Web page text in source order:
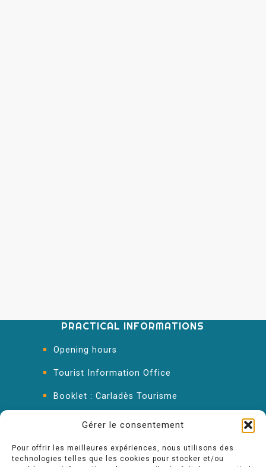
Gérer le consentement
Pour offrir les meilleures expériences, nous utilisons des
technologies telles que les cookies pour stocker et/ou
PRACTICAL INFORMATIONS
Opening hours
Tourist Information Office
Booklet : Carladès Tourisme
Keep in touch